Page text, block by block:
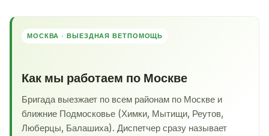
МОСКВА · ВЫЕЗДНАЯ ВЕТПОМОЩЬ
Как мы работаем по Москве
Бригада выезжает по всем районам по Москве и
ближние Подмосковье (Химки, Мытищи, Реутов,
Люберцы, Балашиха). Диспетчер сразу называет